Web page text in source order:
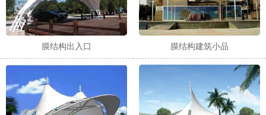
膜结构出入口 膜结构建筑小品